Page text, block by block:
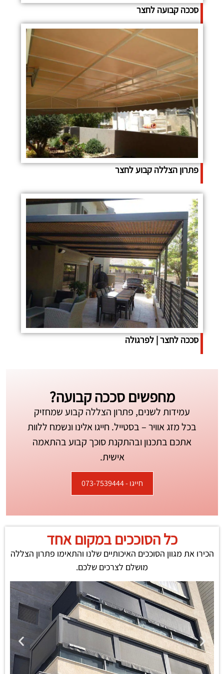
סככה קבועה לחצר
פתרון הצללה קבוע לחצר
סככה לחצר | לפרגולה
מחפשים סככה קבועה?
עמידות לשנים, פתרון הצללה קבוע שמחזיק
בכל מזג אוויר – בסטייל. חייגו אלינו ונשמח ללוות
אתכם בתכנון ובהתקנת סוכך קבוע בהתאמה
אישית.
חייגו - 073-7539444
כל הסוככים במקום אחד
הכירו את מגוון הסוככים האיכותיים שלנו והתאימו פתרון הצללה
מושלם לצרכים שלכם.